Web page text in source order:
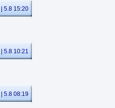
| 5.8 15:20
| 5.8 10:21
| 5.8 08:19